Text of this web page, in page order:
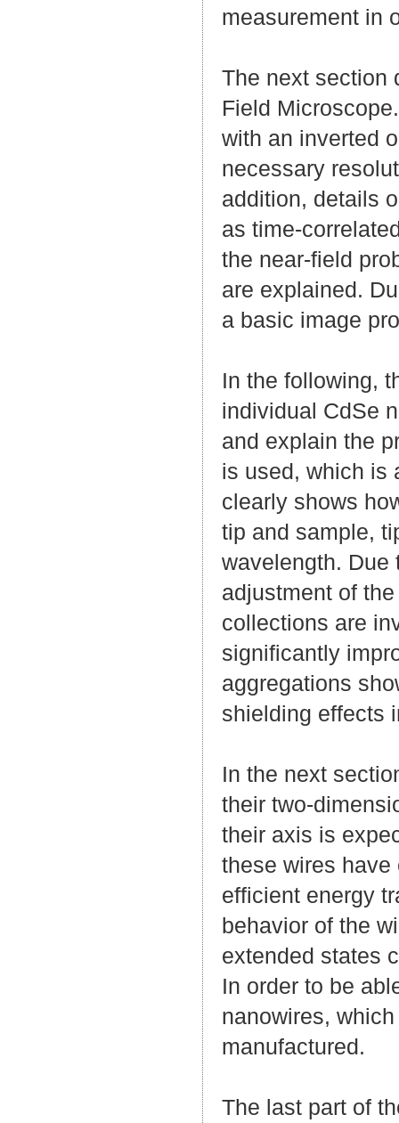
measurement in
The next section
Field
with an inverted
necessary
addition, details
as time-
the near-field
are explained.
a basic image
In the following,
individual CdSe
and explain the
is used, which is
clearly shows
tip and sample,
wavelength. Due
adjustment of
collections are
significantly
aggregations
shielding effects
In the next
their two-
their axis is
these wires
efficient energy
behavior of the
extended states
In order to be
nanowires,
manufactured.
The last part of